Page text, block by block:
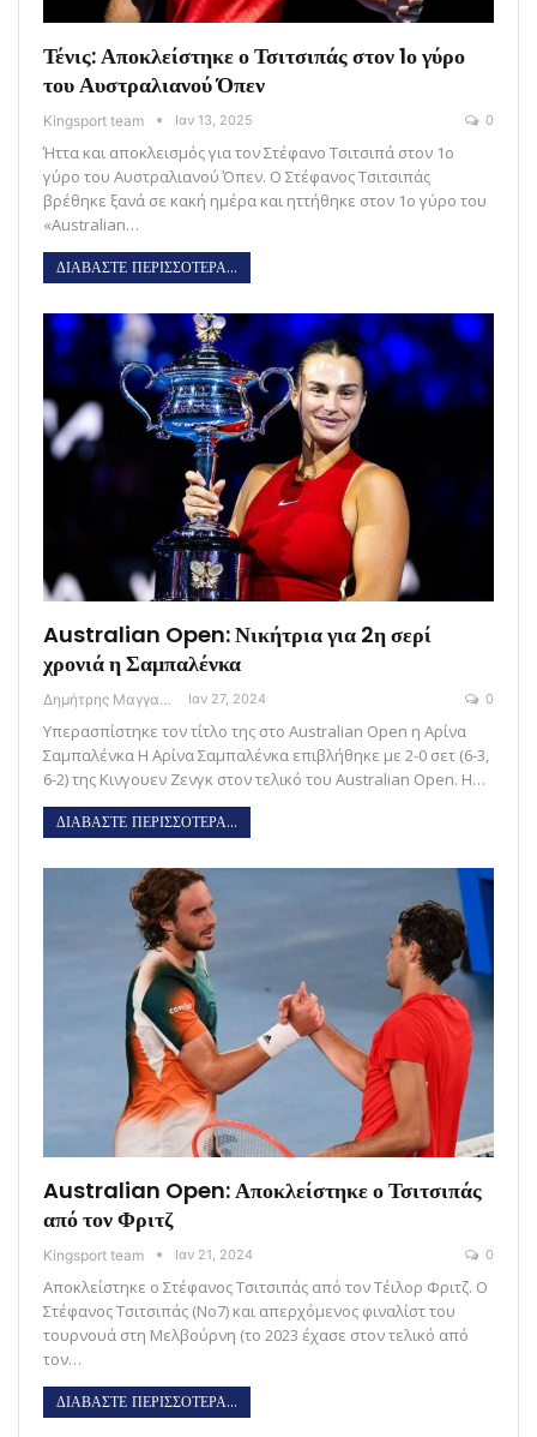
Τένις: Αποκλείστηκε ο Τσιτσιπάς στον 1ο γύρο
του Αυστραλιανού Όπεν
Kingsport team Ιαν 13, 2025 0
Ήττα και αποκλεισμός για τον Στέφανο Τσιτσιπά στον 1ο
γύρο του Αυστραλιανού Όπεν. Ο Στέφανος Τσιτσιπάς
βρέθηκε ξανά σε κακή ημέρα και ηττήθηκε στον 1ο γύρο του
«Australian…
ΔΙΑΒΑΣΤΕ ΠΕΡΙΣΣΟΤΕΡΑ...
Australian Open: Νικήτρια για 2η σερί
χρονιά η Σαμπαλένκα
Δημήτρης Μαγγανάρης Ιαν 27, 2024 0
Υπερασπίστηκε τον τίτλο της στο Australian Open η Αρίνα
Σαμπαλένκα Η Αρίνα Σαμπαλένκα επιβλήθηκε με 2-0 σετ (6-3,
6-2) της Κινγουεν Ζενγκ στον τελικό του Australian Open. Η…
ΔΙΑΒΑΣΤΕ ΠΕΡΙΣΣΟΤΕΡΑ...
Australian Open: Αποκλείστηκε ο Τσιτσιπάς
από τον Φριτζ
Kingsport team Ιαν 21, 2024 0
Αποκλείστηκε ο Στέφανος Τσιτσιπάς από τον Τέιλορ Φριτζ. O
Στέφανος Τσιτσιπάς (Νο7) και απερχόμενος φιναλίστ του
τουρνουά στη Μελβούρνη (το 2023 έχασε στον τελικό από
τον…
ΔΙΑΒΑΣΤΕ ΠΕΡΙΣΣΟΤΕΡΑ...